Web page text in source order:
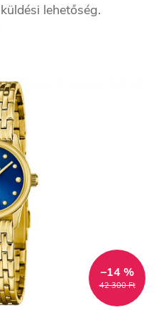
lehetőség.
42 300 Ft
–14 %